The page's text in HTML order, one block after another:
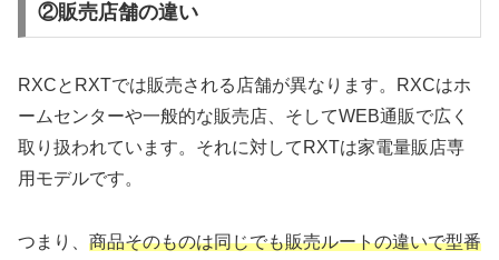
②販売店舗の違い
RXCとRXTでは販売される店舗が異なります。RXCはホ
ームセンターや一般的な販売店、そしてWEB通販で広く
取り扱われています。それに対してRXTは家電量販店専
用モデルです。
つまり、 商品そのものは同じでも販売ルートの違いで型番